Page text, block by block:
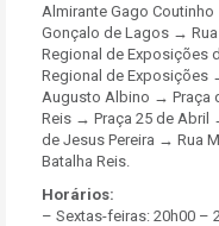
Almirante Gago Coutinho
Gonçalo de Lagos →
Regional de Exposições
Regional de Exposições
Augusto Albino → Praça
Reis → Praça 25 de Abril
de Jesus Pereira → Rua
Batalha Reis.
Horários:
– Sextas-feiras: 20h00 –